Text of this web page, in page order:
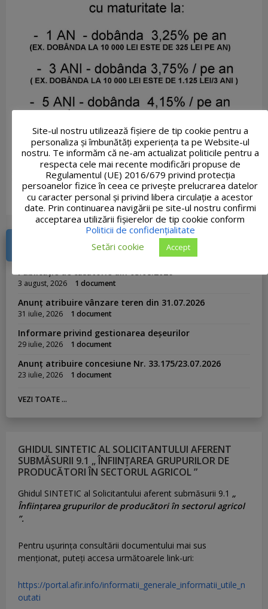
DOCUMENTE RECENTE
3 august, 2026 1 document
Anunț atribuire vânzare teren din 31.07.2026
31 iulie, 2026 1 document
Informare privind gestionarea deșeurilor
29 iulie, 2026 1 document
Anunț atribuire concesiune Nr. 33.175/23.07.2026
23 iulie, 2026 1 document
VEZI TOATE ...
GHIDUL SINTETIC AL SOLICITANTULUI AFERENT
SUBMĂSURII 9.1 „ ÎNFIINȚAREA GRUPURILOR DE
PRODUCĂTORI ÎN SECTORUL AGRICOL ”
Ghidul SINTETIC al Solicitantului aferent submăsurii 9.1 „
Înființarea grupurilor de producători în sectorul agricol
”.
Pentru uşurinţa consultării documentului mai sus
menţionat, puteţi accesa următoarele link-uri:
https://portal.afir.info/informatii_generale_informatii_utile_n
outati
Site-ul nostru utilizează fişiere de tip cookie pentru a
personaliza și îmbunătăți experiența ta pe Website-ul
nostru. Te informăm că ne-am actualizat politicile pentru a
respecta cele mai recente modificări propuse de
Regulamentul (UE) 2016/679 privind protecția
persoanelor fizice în ceea ce privește prelucrarea datelor
cu caracter personal și privind libera circulație a acestor
date. Prin continuarea navigării pe site-ul nostru confirmi
acceptarea utilizării fişierelor de tip cookie conform
Politicii de confidențialitate
Setări cookie
Accept